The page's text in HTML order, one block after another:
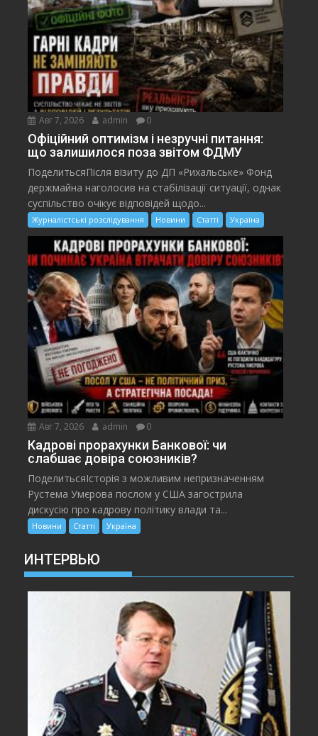
Авг 7, 2026 admin 0
Офіційний оптимізм і незручні питання:
що залишилося поза звітом ФДМУ
ПоделитьсяПісля візиту до ДП «Рихальське» Фонд
держмайна наголосив на стабілізації ситуації, однак
суспільство очікує відповідей щодо...
Журналістські розслідування Новини Статті Україна
Авг 7, 2026 admin 0
Кадрові прорахунки Банкової: чи
слабшає довіра союзників?
ПоделитьсяІсторія з можливим непризначенням
Рустема Умєрова послом у США загострила
дискусію про кадрову політику влади та...
Новини Статті Україна
ИНТЕРВЬЮ